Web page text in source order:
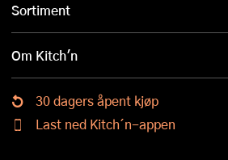
Sortiment
Om Kitch'n
30 dagers åpent kjøp
Last ned Kitch´n-appen